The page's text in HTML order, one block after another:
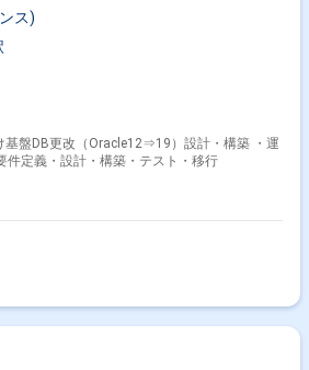
ス)
基盤DB更改（Oracle12⇒19）設計・構築 ・運
件定義・設計・構築・テスト・移行